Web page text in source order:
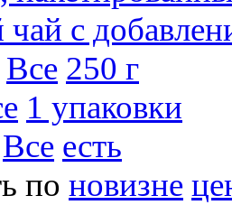
с
Все 250 г
1 упаковки
Все есть
по новизне